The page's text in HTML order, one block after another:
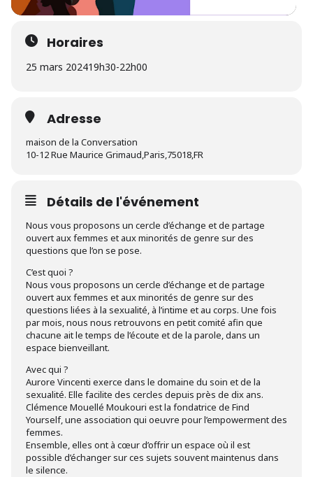
Horaires
25 mars 202419h30-22h00
Adresse
maison de la Conversation
10-12 Rue Maurice Grimaud,Paris,75018,FR
Détails de l'événement
Nous vous proposons un cercle d’échange et de partage
ouvert aux femmes et aux minorités de genre sur des
questions que l’on se pose.
C’est quoi ?
Nous vous proposons un cercle d’échange et de partage
ouvert aux femmes et aux minorités de genre sur des
questions liées à la sexualité, à l’intime et au corps. Une fois
par mois, nous nous retrouvons en petit comité afin que
chacune ait le temps de l’écoute et de la parole, dans un
espace bienveillant.
Avec qui ?
Aurore Vincenti exerce dans le domaine du soin et de la
sexualité. Elle facilite des cercles depuis près de dix ans.
Clémence Mouellé Moukouri est la fondatrice de Find
Yourself, une association qui oeuvre pour l’empowerment des
femmes.
Ensemble, elles ont à cœur d’offrir un espace où il est
possible d’échanger sur ces sujets souvent maintenus dans
le silence.